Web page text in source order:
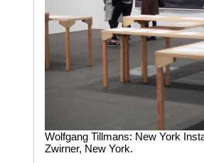
Wolfgang Tillmans: New York
Zwirner, New York.